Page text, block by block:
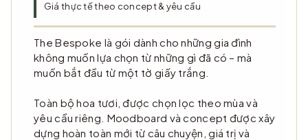
Giá thực tế theo concept & yêu cầu
The Bespoke là gói dành cho những gia đình
không muốn lựa chọn từ những gì đã có – mà
muốn bắt đầu từ một tờ giấy trắng.
Toàn bộ hoa tươi, được chọn lọc theo mùa và
yêu cầu riêng. Moodboard và concept được xây
dựng hoàn toàn mới từ câu chuyện, giá trị và